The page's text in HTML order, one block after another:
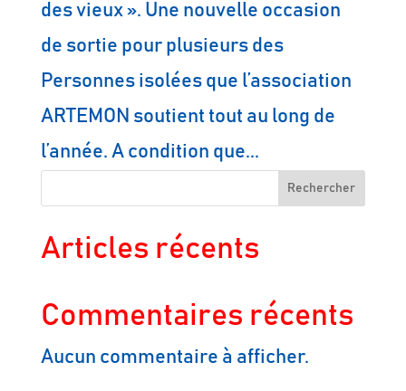
des vieux ». Une nouvelle occasion
de sortie pour plusieurs des
Personnes isolées que l’association
ARTEMON soutient tout au long de
l’année. A condition que...
Rechercher
Articles récents
Commentaires récents
Aucun commentaire à afficher.